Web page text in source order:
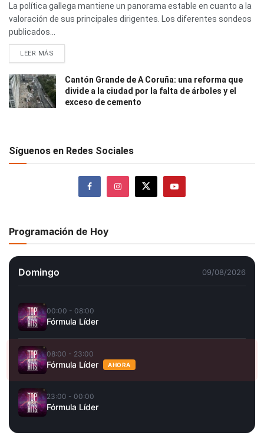
La política gallega mantiene un panorama estable en cuanto a la
valoración de sus principales dirigentes. Los diferentes sondeos
publicados...
LEER MÁS
Cantón Grande de A Coruña: una reforma que
divide a la ciudad por la falta de árboles y el
exceso de cemento
Síguenos en Redes Sociales
Programación de Hoy
Domingo 09/08/2026
00:00 - 08:00
Fórmula Líder
08:00 - 23:00
Fórmula Líder AHORA
23:00 - 00:00
Fórmula Líder